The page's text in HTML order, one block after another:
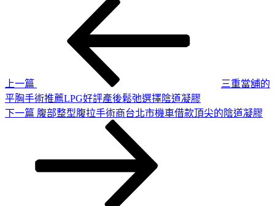
上一篇
三重當舖的
平胸手術推薦LPG好評產後鬆弛選擇陰道凝膠
下
下一篇 腹部整型腹拉手術商台北市機車借款頂尖的陰道凝膠